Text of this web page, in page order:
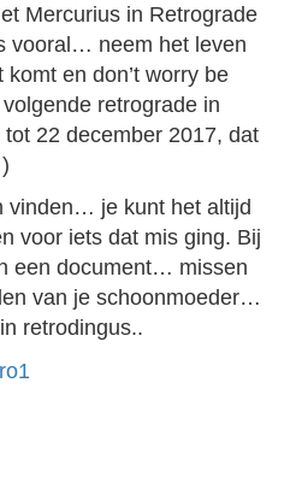
Mercurius in Retrograde
vooral… neem het leven
en don’t worry be
retrograde in
22 december 2017, dat
)
vinden… je kunt het altijd
voor iets dat mis ging. Bij
een document… missen
van je schoonmoeder…
retrodingus..